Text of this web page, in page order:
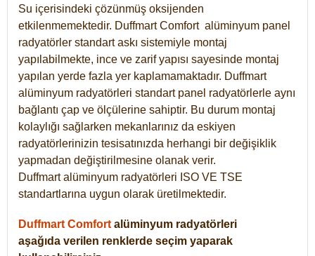
Su içerisindeki çözünmüş oksijenden
etkilenmemektedir. DuffmartComfort alüminyum panel
radyatörler standart askı sistemiyle montaj
yapılabilmekte, ince ve zarif yapısı sayesinde montaj
yapılan yerde fazla yer kaplamamaktadır. Duffmart
alüminyum radyatörleri standart panel radyatörlerle aynı
bağlantı çap ve ölçülerine sahiptir. Bu durum montaj
kolaylığı sağlarken mekanlarınız da eskiyen
radyatörlerinizin tesisatınızda herhangi bir değişiklik
yapmadan değiştirilmesine olanak verir.
Duffmart alüminyum radyatörleri ISO VE TSE
standartlarına uygun olarak üretilmektedir.
Duffmart Comfort alüminyum radyatörleri
aşağıda verilen renklerde seçim yaparak